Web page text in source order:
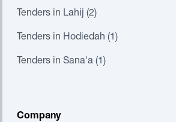
Tenders in Lahij (2)
Tenders in Hodiedah (1)
Tenders in Sana'a (1)
Company